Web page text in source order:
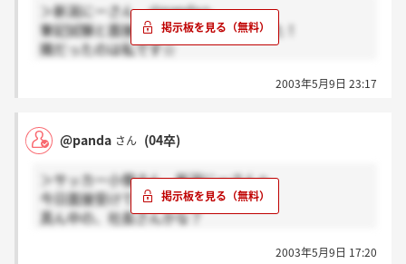
＞新潟にーさん、@pandaへ
筆記試験と面接ではお世話になりました！
隣だったのは私です☆
後悔してます。あまり期待しないで結果を
真ん中の方は社長ですよ。本社の説明会で
面接は何回あるんですか？
この前のが最終かと思ってました。
もう一回チャンスがあるといいんだけど…
2003年5月9日 23:17
@panda さん (04卒)
＞サッカー小僧さん、新潟にーさんへ
今日面接受けてきました。
真ん中の、社長さんかな？
2003年5月9日 17:20